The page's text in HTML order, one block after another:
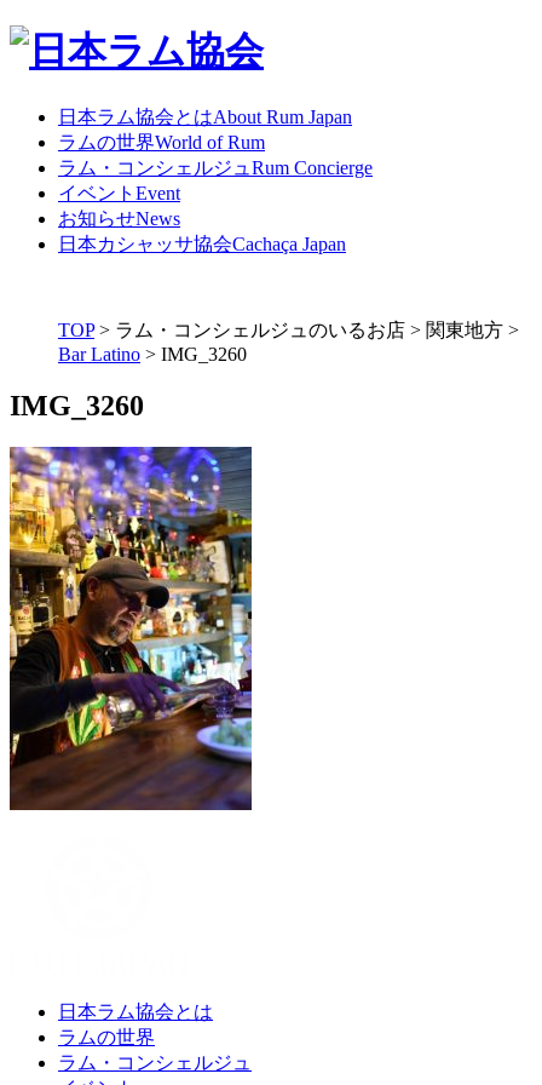
日本ラム協会とはAbout Rum Japan
ラムの世界World of Rum
ラム・コンシェルジュ Rum Concierge
イベント Event
お知らせNews
日本カシャッサ協会Cachaça Japan
TOP> ラム・コンシェルジュのいるお店 > 関東地方 >
Bar Latino > IMG_3260
IMG_3260
日本ラム協会とは
ラムの世界
ラム・コンシェルジュ